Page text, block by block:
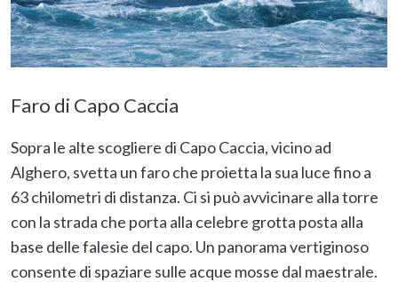
Faro di Capo Caccia
Sopra le alte scogliere di Capo Caccia, vicino ad
Alghero, svetta un faro che proietta la sua luce fino a
63 chilometri di distanza. Ci si può avvicinare alla torre
con la strada che porta alla celebre grotta posta alla
base delle falesie del capo. Un panorama vertiginoso
consente di spaziare sulle acque mosse dal maestrale.